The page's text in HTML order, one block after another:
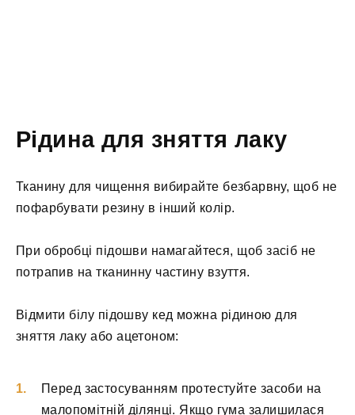
Рідина для зняття лаку
Тканину для чищення вибирайте безбарвну, щоб не
пофарбувати резину в інший колір.
При обробці підошви намагайтеся, щоб засіб не
потрапив на тканинну частину взуття.
Відмити білу підошву кед можна рідиною для
зняття лаку або ацетоном:
Перед застосуванням протестуйте засоби на
малопомітній ділянці. Якщо гума залишилася